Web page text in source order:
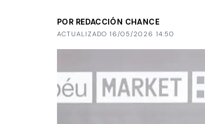
POR REDACCIÓN CHANCE
ACTUALIZADO 16/05/2026 14:50